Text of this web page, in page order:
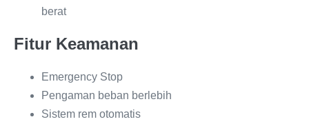
berat
Fitur Keamanan
Emergency Stop
Pengaman beban berlebih
Sistem rem otomatis